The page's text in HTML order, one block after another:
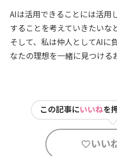
AIは活用できることには活用
することを考えていきたいな
そして、私は仲人としてAIに
なたの理想を一緒に見つける
この記事にいいねを
いい